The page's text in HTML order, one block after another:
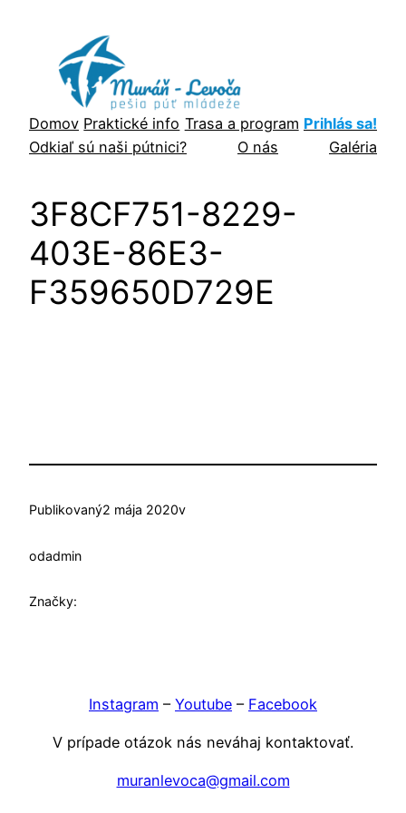
Domov Praktické info Trasa a program Prihlás sa!
Odkiaľ sú naši pútnici?
O nás Galéria
3F8CF751-8229-
403E-86E3-
F359650D729E
Publikovaný2 mája 2020v
odadmin
Značky:
Instagram – Youtube – Facebook
V prípade otázok nás neváhaj kontaktovať.
muranlevoca@gmail.com